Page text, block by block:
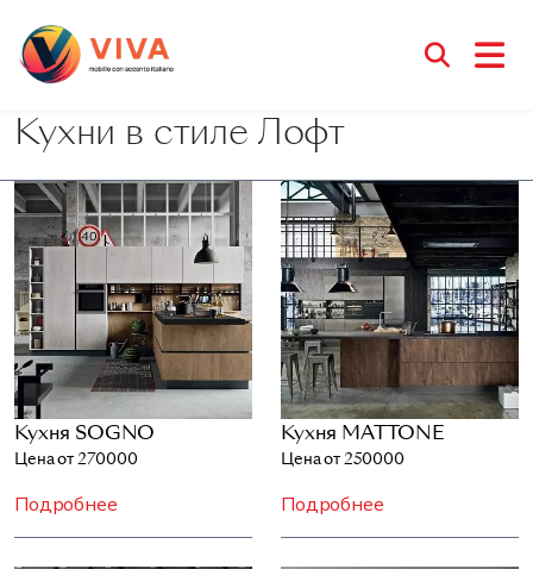
Кухни в стиле Лофт
Кухня SOGNO
Цена от 270000
Подробнее
Кухня MATTONE
Цена от 250000
Подробнее